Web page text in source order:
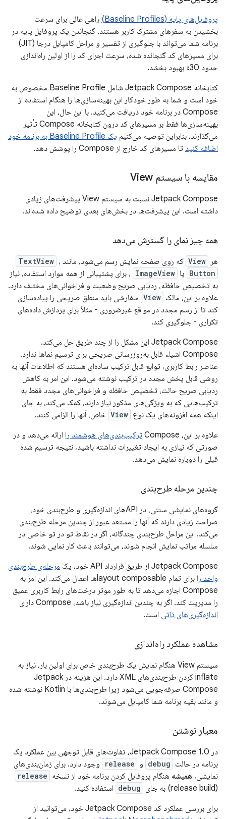
پروفایل‌های پایه (Baseline Profiles)
راهی عالی برای سرعت
بخشیدن به سفرهای مشترک کاربر هستند. گنجاندن یک پروفایل پایه در
برنامه شما می‌تواند با جلوگیری از تفسیر و مراحل کامپایل درجا (JIT)
برای مسیرهای کد گنجانده شده، سرعت اجرای کد را از اولین راه‌اندازی
حدود 30٪ بهبود بخشد.
کتابخانه Jetpack Compose شامل Baseline Profile مخصوص به
خود است و شما به طور خودکار این بهینه‌سازی‌ها را هنگام استفاده از
Compose در برنامه خود دریافت می‌کنید. با این حال، این
بهینه‌سازی‌ها فقط بر مسیرهای کد درون کتابخانه Compose تأثیر
می‌گذارند، بنابراین توصیه می‌کنیم
یک Baseline Profile به برنامه خود
اضافه کنید تا مسیرهای کد خارج از Compose را پوشش دهد.
مقایسه با سیستم View
Jetpack Compose نسبت به سیستم View پیشرفت‌های زیادی
داشته است. این پیشرفت‌ها در بخش‌های بعدی توضیح داده شده‌اند.
همه چیز نمای را گسترش می‌دهد
هر View که روی صفحه نمایش رسم می‌شود، مانند TextView ،
Button یا ImageView ، برای پشتیبانی از همه موارد استفاده، نیاز
به تخصیص حافظه، ردیابی صریح وضعیت و فراخوانی‌های مختلف دارد.
علاوه بر این، مالک View سفارشی باید منطق صریحی را پیاده‌سازی
کند تا از رسم مجدد در مواقع غیرضروری - مثلاً برای پردازش داده‌های
تکراری - جلوگیری کند.
Jetpack Compose این مشکل را از چند طریق حل می‌کند.
Compose اشیاء قابل به‌روزرسانی صریحی برای ترسیم نماها ندارد.
عناصر رابط کاربری، توابع قابل ترکیب ساده‌ای هستند که اطلاعات آنها به
روشی قابل پخش مجدد در ترکیب نوشته می‌شود. این امر به کاهش
ردیابی صریح حالت، تخصیص حافظه و فراخوانی‌های مجدد فقط به
ترکیب‌هایی که به ویژگی‌های مذکور نیاز دارند، کمک می‌کند، به جای
اینکه همه افزونه‌های یک نوع View خاص، آنها را الزامی کنند.
علاوه بر این، Compose
ترکیب‌بندی‌های هوشمند را ارائه می‌دهد و در
صورتی که نیازی به ایجاد تغییرات نداشته باشید، نتیجه ترسیم شده
قبلی را دوباره نمایش می‌دهد.
چندین مرحله طرح‌بندی
گروه‌های نمایشی سنتی، در APIهای اندازه‌گیری و طرح‌بندی خود،
صراحت زیادی دارند که آنها را مستعد عبور از چندین مرحله طرح‌بندی
می‌کند. این مراحل طرح‌بندی چندگانه، اگر در نقاط تو در تو خاصی در
سلسله مراتب نمایش انجام شوند، می‌توانند باعث کار نمایی شوند.
Jetpack Compose از طریق قرارداد API خود، یک
مرحله‌ی طرح‌بندی
واحد را
برای تمام layout composableها اعمال می‌کند. این امر به
Compose اجازه می‌دهد تا به طور موثر درخت‌های رابط کاربری عمیق
را مدیریت کند. اگر به چندین اندازه‌گیری نیاز باشد، Compose دارای
اندازه‌گیری‌های ذاتی است.
مشاهده عملکرد راه‌اندازی
سیستم View هنگام نمایش یک طرح‌بندی خاص برای اولین بار، نیاز به
inflate کردن طرح‌بندی‌های XML دارد. این هزینه در Jetpack
Compose صرفه‌جویی می‌شود زیرا طرح‌بندی‌ها با Kotlin نوشته شده
و مانند بقیه برنامه شما کامپایل می‌شوند.
معیار نوشتن
در Jetpack Compose 1.0، تفاوت‌های قابل توجهی بین عملکرد یک
برنامه در حالت debug و release
وجود دارد. برای زمان‌بندی‌های
نمایشی، همیشه هنگام پروفایل کردن برنامه خود از نسخه release
(release build) به جای debug استفاده کنید.
برای بررسی عملکرد کد Jetpack Compose خود، می‌توانید از